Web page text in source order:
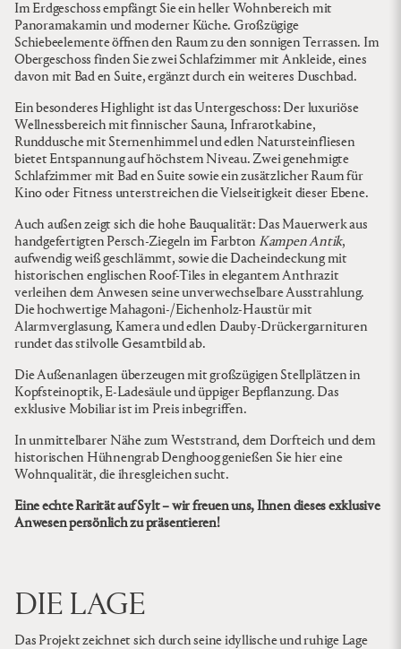
Im Erdgeschoss empfängt Sie ein heller Wohnbereich mit
Panoramakamin und moderner Küche. Großzügige
Schiebeelemente öffnen den Raum zu den sonnigen Terrassen. Im
Obergeschoss finden Sie zwei Schlafzimmer mit Ankleide, eines
davon mit Bad en Suite, ergänzt durch ein weiteres Duschbad.
Ein besonderes Highlight ist das Untergeschoss: Der luxuriöse
Wellnessbereich mit finnischer Sauna, Infrarotkabine,
Runddusche mit Sternenhimmel und edlen Natursteinfliesen
bietet Entspannung auf höchstem Niveau. Zwei genehmigte
Schlafzimmer mit Bad en Suite sowie ein zusätzlicher Raum für
Kino oder Fitness unterstreichen die Vielseitigkeit dieser Ebene.
Auch außen zeigt sich die hohe Bauqualität: Das Mauerwerk aus
handgefertigten Persch-Ziegeln im Farbton Kampen Antik,
aufwendig weiß geschlämmt, sowie die Dacheindeckung mit
historischen englischen Roof-Tiles in elegantem Anthrazit
verleihen dem Anwesen seine unverwechselbare Ausstrahlung.
Die hochwertige Mahagoni-/Eichenholz-Haustür mit
Alarmverglasung, Kamera und edlen Dauby-Drückergarnituren
rundet das stilvolle Gesamtbild ab.
Die Außenanlagen überzeugen mit großzügigen Stellplätzen in
Kopfsteinoptik, E-Ladesäule und üppiger Bepflanzung. Das
exklusive Mobiliar ist im Preis inbegriffen.
In unmittelbarer Nähe zum Weststrand, dem Dorfteich und dem
historischen Hühnengrab Denghoog genießen Sie hier eine
Wohnqualität, die ihresgleichen sucht.
Eine echte Rarität auf Sylt – wir freuen uns, Ihnen dieses exklusive
Anwesen persönlich zu präsentieren!
DIE LAGE
Das Projekt zeichnet sich durch seine idyllische und ruhige Lage